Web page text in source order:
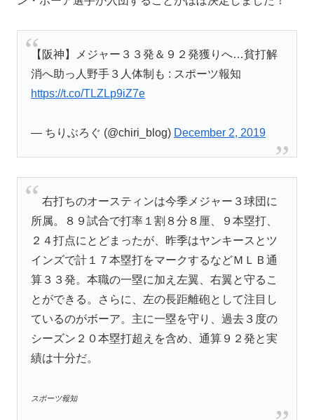
【阪神】メジャー３３発＆９２発獲りへ…貧打解
消へ助っ人野手３人体制も : スポーツ報知
https://t.co/TLZLp9iZ7e
— ちりぶろぐ (@chiri_blog) December 2, 2019
右打ちのオースティンは今季メジャー３球団に
所属。８９試合で打率１割８分８厘、９本塁打、
２４打点にとどまったが、昨季はヤンキースとツ
インズで計１７本塁打をマークするなどＭＬＢ通
算３３発。本職の一塁に加え左翼、右翼と守るこ
とができる。さらに、左の長距離砲として注目し
ているのがボーア。主に一塁を守り、過去３度の
シーズン２０本塁打超えを含め、通算９２発と実
績は十分だ。
スポーツ報知